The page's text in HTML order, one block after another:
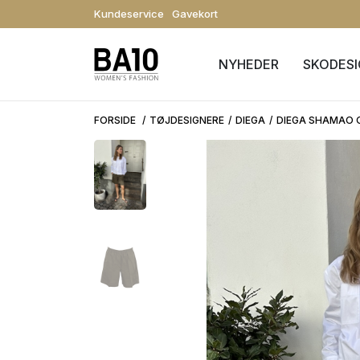
Kundeservice Gavekort
NYHEDER
FORSIDE TØJDESIGNERE DIEGA DIEGA SHAMAO